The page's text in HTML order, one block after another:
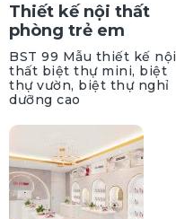
Thiết kế nội thất
phòng trẻ em
BST 99 Mẫu thiết kế nội
thất biệt thự mini, biệt
thự vườn, biệt thự nghỉ
dưỡng cao